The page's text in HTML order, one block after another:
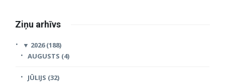
Ziņu arhīvs
▼ 2026 (188)
AUGUSTS (4)
JŪLIJS (32)